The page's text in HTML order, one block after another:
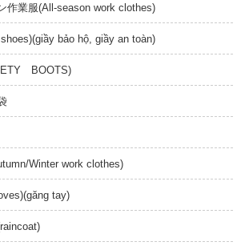
作業服(All-season work clothes)
bảo hộ, giầy an toàn)
BOOTS)
Winter work clothes)
tay)